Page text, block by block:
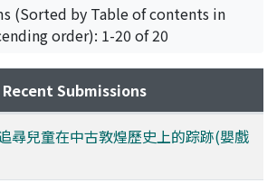
(Sorted by Table of contents in
order): 1-20 of 20
Recent Submissions
尋兒童在中古敦煌歷史上的踪跡(嬰戲